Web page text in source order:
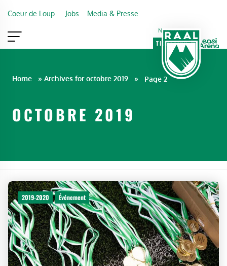
Coeur de Loup Jobs Media & Presse
Newsletter
TICKETING
VIP
FAN SHOP
OCTOBRE 2019
Home » Archives for octobre 2019 » Page 2
2019-2020 Événement